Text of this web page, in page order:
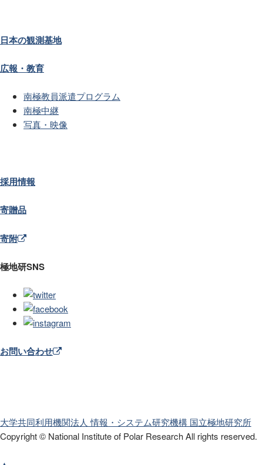
日本の観測基地
広報・教育
南極教員派遣プログラム
南極中継
写真・映像
採用情報
寄贈品
寄附
極地研SNS
お問い合わせ
大学共同利用機関法人 情報・システム研究機構 国立極地研究所
Copyright © National Institute of Polar ResearchAll rights reserved.